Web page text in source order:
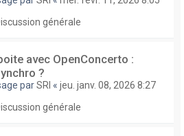
générale
avec OpenConcerto :
?
parSRI « jeu. janv. 08, 2026 8:27
générale